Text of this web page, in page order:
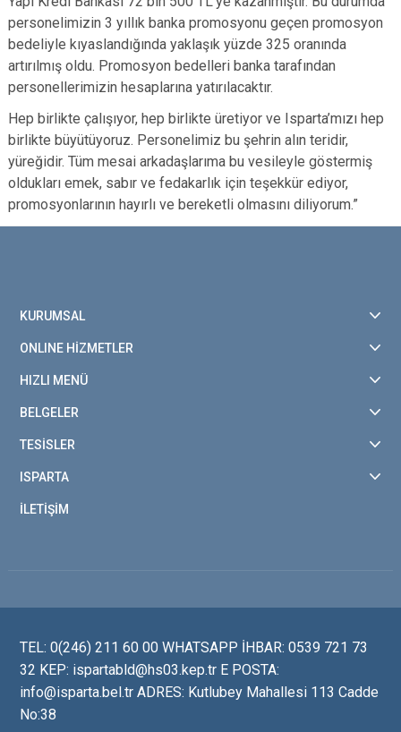
personelimizin 3 yıllık banka promosyonu geçen promosyon
bedeliyle kıyaslandığında yaklaşık yüzde 325 oranında
artırılmış oldu. Promosyon bedelleri banka tarafından
personellerimizin hesaplarına yatırılacaktır.
Hep birlikte çalışıyor, hep birlikte üretiyor ve Isparta’mızı hep
birlikte büyütüyoruz. Personelimiz bu şehrin alın teridir,
yüreğidir. Tüm mesai arkadaşlarıma bu vesileyle göstermiş
oldukları emek, sabır ve fedakarlık için teşekkür ediyor,
promosyonlarının hayırlı ve bereketli olmasını diliyorum.”
KURUMSAL
ONLINE HİZMETLER
HIZLI MENÜ
BELGELER
TESİSLER
ISPARTA
İLETİŞİM
TEL: 0(246) 211 60 00 WHATSAPP İHBAR: 0539 721 73
32 KEP: ispartabld@hs03.kep.tr E POSTA:
info@isparta.bel.tr ADRES: Kutlubey Mahallesi 113 Cadde
No:38